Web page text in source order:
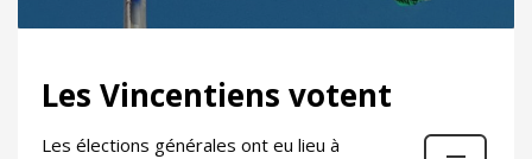
Les Vincentiens votent
Les élections générales ont eu lieu à